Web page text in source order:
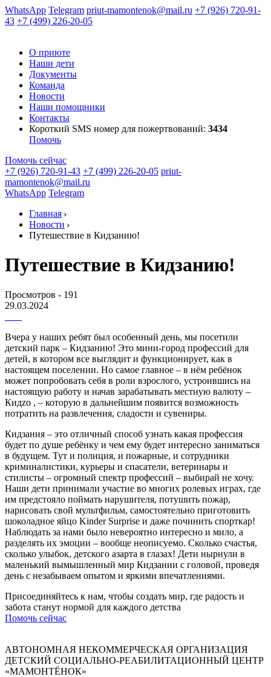
WhatsApp Telegram priut-mamontenok@mail.ru +7 (926) 720-91-
43 +7 (499) 226-20-05
О приюте
Наши дети
Документы
Команда
Новости
Наши помощники
Контакты
Короткий SMS номер для пожертвований: 3434
Помочь
Помочь сейчас
+7 (926) 720-91-43 +7 (499) 226-20-05 priut-
mamontenok@mail.ru
WhatsApp Telegram
Главная
Новости
Путешествие в Кидзанию!
Путешествие в Кидзанию!
Просмотров - 191
29.03.2024
Вчера у наших ребят был особенный день, мы посетили
детский парк – Кидзанию! Это мини-город профессий для
детей, в котором все выглядит и функционирует, как в
настоящем поселении. Но самое главное – в нём ребёнок
может попробовать себя в роли взрослого, устроившись на
настоящую работу и начав зарабатывать местную валюту –
Кидzо , – которую в дальнейшим появится возможность
потратить на развлечения, сладости и сувениры.
Кидзания – это отличный способ узнать какая профессия
будет по душе ребёнку и чем ему будет интересно заниматься
в будущем. Тут и полиция, и пожарные, и сотрудники
криминалистики, курьеры и спасатели, ветеринары и
стилисты – огромный спектр профессий – выбирай не хочу.
Наши дети принимали участие во многих ролевых играх, где
им предстояло поймать нарушителя, потушить пожар,
нарисовать свой мультфильм, самостоятельно приготовить
шоколадное яйцо Kinder Surprise и даже починить спорткар!
Наблюдать за нами было невероятно интересно и мило, а
разделять их эмоции – вообще неописуемо. Сколько счастья,
сколько улыбок, детского азарта в глазах! Дети нырнули в
маленький вымышленный мир Кидзании с головой, проведя
день с незабываем опытом и яркими впечатлениями.
Присоединяйтесь к нам, чтобы создать мир, где радость и
забота станут нормой для каждого детства
Помочь сейчас
АВТОНОМНАЯ НЕКОММЕРЧЕСКАЯ ОРГАНИЗАЦИЯ
ДЕТСКИЙ СОЦИАЛЬНО-РЕАБИЛИТАЦИОННЫЙ ЦЕНТР
«МАМОНТЁНОК»